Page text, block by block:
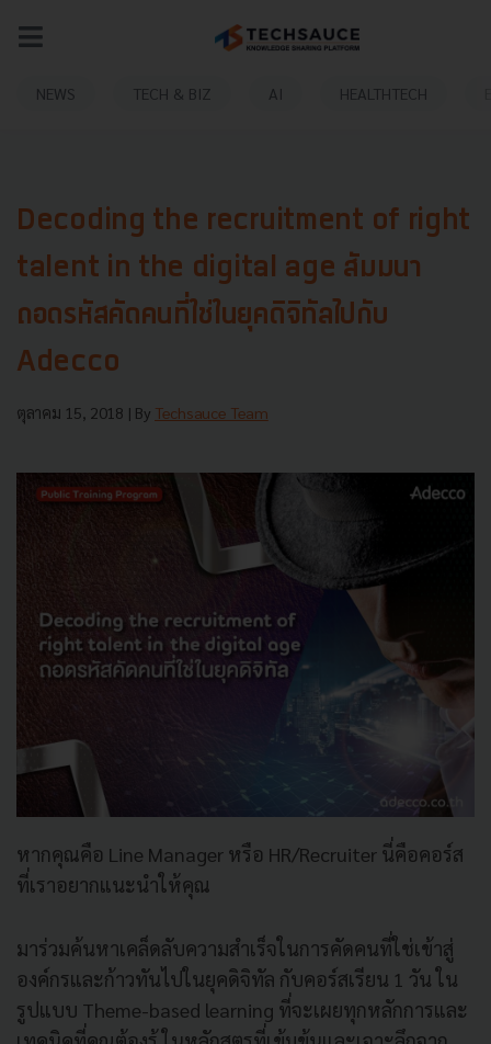
NEWS TECH & BIZ AI HEALTHTECH
Decoding the recruitment of right
talent in the digital age สัมมนา
ถอดรหัสคัดคนที่ใช่ในยุคดิจิทัลไปกับ
Adecco
ตุลาคม 15, 2018 | By Techsauce Team
หากคุณคือ Line Manager หรือ HR/Recruiter นี่คือคอร์ส
ที่เราอยากแนะนำให้คุณ
มาร่วมค้นหาเคล็ดลับความสำเร็จในการคัดคนที่ใช่เข้าสู่
องค์กรและก้าวทันไปในยุคดิจิทัล กับคอร์สเรียน 1 วัน ใน
รูปแบบ Theme-based learning ที่จะเผยทุกหลักการและ